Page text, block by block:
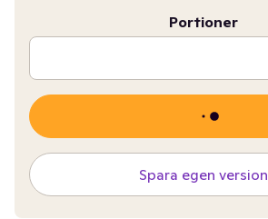
Portioner
Spara egen version